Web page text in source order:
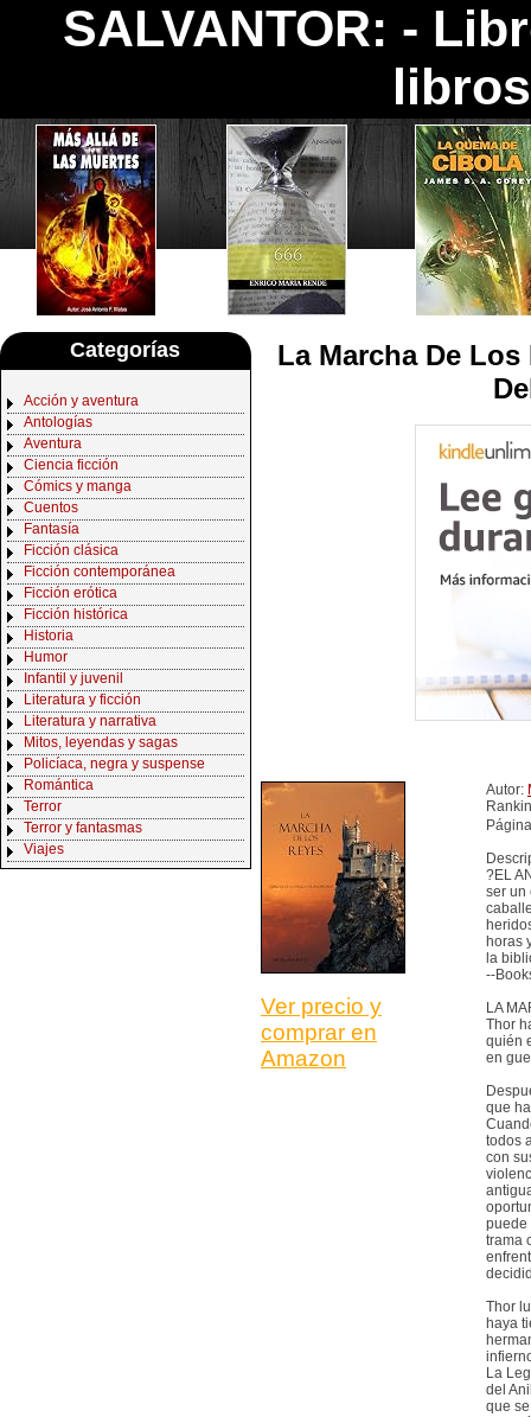
SALVANTOR: -
Categorías
Acción y aventura
Antologías
Aventura
Ciencia ficción
Cómics y manga
Cuentos
Fantasía
Ficción clásica
Ficción contemporánea
Ficción erótica
Ficción histórica
Historia
Humor
Infantil y juvenil
Literatura y ficción
Literatura y narrativa
Mitos, leyendas y sagas
Policíaca, negra y suspense
Romántica
Terror
Terror y fantasmas
Viajes
La Marcha De
Ver precio y
comprar en
Amazon
Autor:
?EL
ser un
horas
la
--
LA
Thor
quién
en
que
todos
con
puede
trama
Thor
haya
La
del
que